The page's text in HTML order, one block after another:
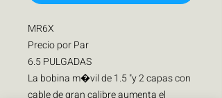
MR6X
Precio por Par
6.5 PULGADAS
La bobina m�vil de 1.5 "y 2 capas con
cable de gran calibre aumenta el